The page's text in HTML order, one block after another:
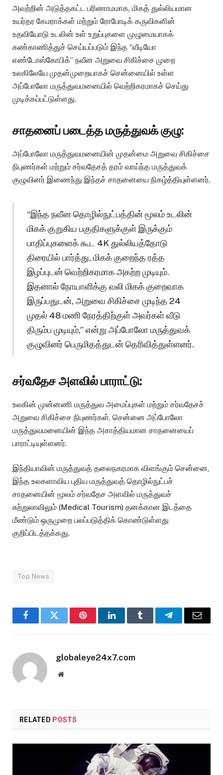
அவற்றின் அடுத்தகட்ட பரிணாமமாக, மிகத் துல்லியமான
உயர்தர கேமராக்கள் மற்றும் ரோபோடிக் கருவிகளின்
உதவியோடு உடலின் உள் உறுப்புகளை முழுமையாகக்
கண்காணித்துச் செய்யப்படும் இந்த “வீடியோ
எண்டோஸ்கோபிக்” நவீன அறுவை சிகிச்சை முறை
உலகிலேயே முதன்முறையாகச் சென்னையில் உள்ள
அப்போலோ மருத்துவமனையில் வெற்றிகரமாகச் செய்து
முடிக்கப்பட்டுள்ளது.
சாதனைப் படைத்த மருத்துவக் குழு:
அப்போலோ மருத்துவமனையின் முதன்மை அறுவை சிகிச்சை
நிபுணர்கள் மற்றும் சர்வதேசத் தரம் வாய்ந்த மருத்துவக்
குழுவினர் இணைந்து இந்தச் சாதனையை நிகழ்த்தியுள்ளனர்.
“இந்த நவீன தொழில்நுட்பத்தின் மூலம் உடலின்
மிகக் குறுகிய பகுதிகளுக்குள் இருக்கும்
பாதிப்புகளைக் கூட 4K துல்லியத்தோடு
திரையில் பார்த்து, மிகக் குறைந்த ரத்த
இழப்புடன் வெற்றிகரமாக அகற்ற முடியும்.
இதனால் நோயாளிக்கு வலி மிகக் குறைவாக
இருப்பதுடன், அறுவை சிகிச்சை முடிந்த 24
முதல் 48 மணி நேரத்திற்குள் அவர்கள் வீடு
திரும்ப முடியும்,” என்று அப்போலோ மருத்துவக்
குழுவினர் பெருமிதத்துடன் தெரிவித்துள்ளனர்.
சர்வதேச அளவில் பாராட்டு:
உலகின் முன்னணி மருத்துவ அமைப்புகள் மற்றும் சர்வதேசச்
அறுவை சிகிச்சை நிபுணர்கள், சென்னை அப்போலோ
மருத்துவமனையின் இந்த அசாத்தியமான சாதனையைப்
பாராட்டியுள்ளனர்.
இந்தியாவின் மருத்துவத் தலைநகரமாக விளங்கும் சென்னை,
இந்த உலகளாவிய புதிய மருத்துவத் தொழில்நுட்பச்
சாதனையின் மூலம் சர்வதேச அளவில் மருத்துவச்
சுற்றுலாவிலும் (Medical Tourism) தனக்கான இடத்தை
மீண்டும் ஒருமுறை பலப்படுத்திக் கொண்டுள்ளது
குறிப்பிடத்தக்கது.
Top News
FacebookTwitter PinterestLinkedInTumblr TelegramEmail
globaleye24x7.com
Website
RELATED POSTS